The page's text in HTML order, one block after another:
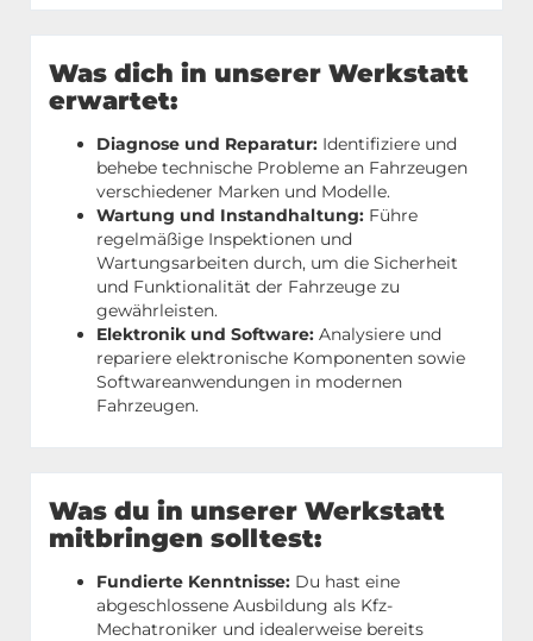
Was dich in unserer Werkstatt
erwartet:
Diagnose und Reparatur: Identifiziere und
behebe technische Probleme an Fahrzeugen
verschiedener Marken und Modelle.
Wartung und Instandhaltung: Führe
regelmäßige Inspektionen und
Wartungsarbeiten durch, um die Sicherheit
und Funktionalität der Fahrzeuge zu
gewährleisten.
Elektronik und Software: Analysiere und
repariere elektronische Komponenten sowie
Softwareanwendungen in modernen
Fahrzeugen.
Was du in unserer Werkstatt
mitbringen solltest:
Fundierte Kenntnisse: Du hast eine
abgeschlossene Ausbildung als Kfz-
Mechatroniker und idealerweise bereits